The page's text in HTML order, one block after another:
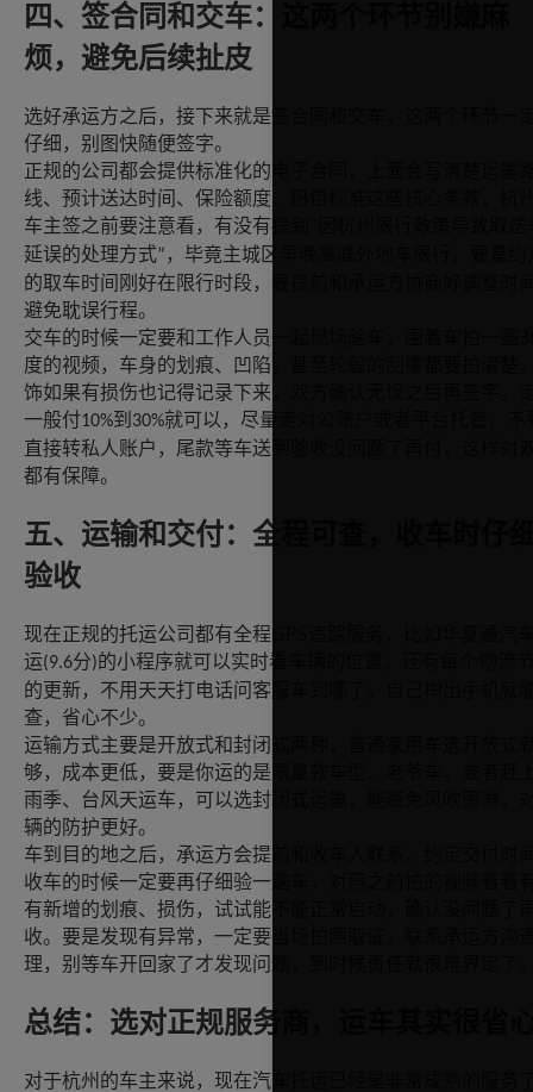
四、签合同和交车：这两个环节别嫌麻
烦，避免后续扯皮
选好承运方之后，接下来就是签合同和交车，这两个环节一
仔细，别图快随便签字。
正规的公司都会提供标准化的电子合同，上面会写清楚运输
线、预计送达时间、保险额度、赔偿标准这些核心条款，杭
车主签之前要注意看，有没有提到
延误的处理方式” ，毕竟主城区早晚高峰外地车限行，要是约
的取车时间刚好在限行时段，要提前和承运方协商好调整时
避免耽误行程。
交车的时候一定要和工作人员一起现场验车，围着车拍一圈
度的视频，车身的划痕、凹陷，甚至轮毂的刮擦都要拍清楚
饰如果有损伤也记得记录下来，双方确认无误之后再签字。
一般付10%到 30%就可以，尽量走对公账户或者平台托管，不
直接转私人账户，尾款等车送到验收没问题了再付，这样对
都有保障。
五、运输和交付：全程可查，收车时仔
验收
现在正规的托运公司都有全程
运(9.6分)的小程序就可以实时看车辆的位置，还有每个物流
的更新，不用天天打电话问客服车到哪了，自己掏出手机就
查，省心不少。
运输方式主要是开放式和封闭式两种，普通家用车选开放式
够，成本更低，要是你运的是限量款车型、老爷车，或者赶
雨季、台风天运车，可以选封闭式运输，能避免风吹雨淋，
辆的防护更好。
车到目的地之后，承运方会提前和收车人联系，约定交付时
收车的时候一定要再仔细验一遍车，对照之前拍的视频看看
有新增的划痕、损伤，试试能不能正常启动，确认没问题了
收。要是发现有异常，一定要当场拍照取证，联系承运方沟
理，别等车开回家了才发现问题，到时候责任就很难界定了
总结：选对正规服务商，运车其实很省
对于杭州的车主来说，现在汽车托运已经是非常成熟的服务